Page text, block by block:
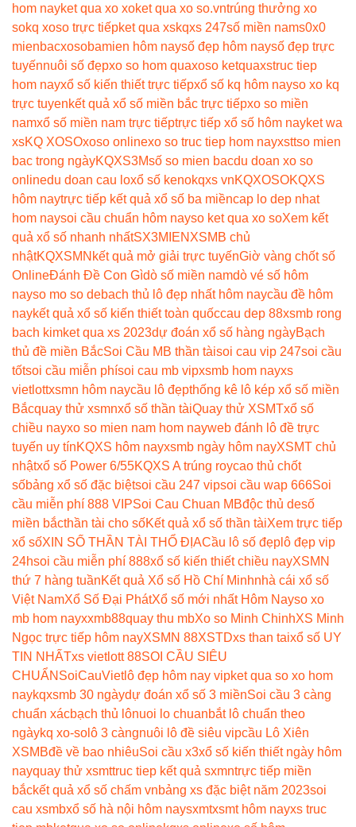
hom nayket qua xo xoket qua xo so.vntrúng thưởng xo
sokq xoso trực tiếpket qua xskqxs 247số miền nams0x0
mienbacxosobamien hôm naysố đẹp hôm naysố đẹp trực
tuyếnnuôi số đẹpxo so hom quaxoso ketquaxstruc tiep
hom nayxổ số kiến thiết trực tiếpxổ số kq hôm nayso xo kq
trực tuyenkết quả xổ số miền bắc trực tiếpxo so miền
namxổ số miền nam trực tiếptrực tiếp xổ số hôm nayket wa
xsKQ XOSOxoso onlinexo so truc tiep hom nayxsttso mien
bac trong ngàyKQXS3Msố so mien bacdu doan xo so
onlinedu doan cau loxổ số kenokqxs vnKQXOSOKQXS
hôm naytrực tiếp kết quả xổ số ba miềncap lo dep nhat
hom naysoi cầu chuẩn hôm nayso ket qua xo soXem kết
quả xổ số nhanh nhấtSX3MIEN XSMB chủ
nhậtKQXSMN kết quả mở giải trực tuyếnGiờ vàng chốt số
OnlineĐánh Đề Con Gìdò số miền namdò vé số hôm
nayso mo so debach thủ lô đẹp nhất hôm naycầu đề hôm
naykết quả xổ số kiến thiết toàn quốccau dep 88xsmb rong
bach kimket qua xs 2023dự đoán xổ số hàng ngàyBạch
thủ đề miền BắcSoi Cầu MB thần tàisoi cau vip 247soi cầu
tốtsoi cầu miễn phísoi cau mb vipxsmb hom nayxs
vietlottxsmn hôm naycầu lô đẹpthống kê lô kép xổ số miền
Bắcquay thử xsmnxổ số thần tàiQuay thử XSMTxổ số
chiều nayxo so mien nam hom nayweb đánh lô đề trực
tuyến uy tínKQXS hôm nayxsmb ngày hôm nayXSMT chủ
nhậtxổ số Power 6/55KQXS A trúng roycao thủ chốt
sốbảng xổ số đặc biệtsoi cầu 247 vipsoi cầu wap 666Soi
cầu miễn phí 888 VIPSoi Cau Chuan MBđộc thủ desố
miền bắcthần tài cho sốKết quả xổ số thần tàiXem trực tiếp
xổ sốXIN SỐ THẦN TÀI THỔ ĐỊACầu lô số đẹp lô đẹp vip
24hsoi cầu miễn phí 888xổ số kiến thiết chiều nayXSMN
thứ 7 hàng tuầnKết quả Xổ số Hồ Chí Minhnhà cái xổ số
Việt NamXổ Số Đại PhátXổ số mới nhất Hôm Nayso xo
mb hom nayxxmb88quay thu mbXo so Minh ChinhXS Minh
Ngọc trực tiếp hôm nayXSMN 88XSTDxs than taixổ số UY
TIN NHẤTxs vietlott 88SOI CẦU SIÊU
CHUẨN SoiCauVietlô đẹp hôm nay vipket qua so xo hom
naykqxsmb 30 ngàydự đoán xổ số 3 miềnSoi cầu 3 càng
chuẩn xácbạch thủ lônuoi lo chuanbắt lô chuẩn theo
ngàykq xo-so lô 3 càngnuôi lô đề siêu vipcầu Lô Xiên
XSMBđề về bao nhiêuSoi cầu x3xổ số kiến thiết ngày hôm
nayquay thử xsmttruc tiep kết quả sxmntrực tiếp miền
bắckết quả xổ số chấm vnbảng xs đặc biệt năm 2023soi
cau xsmbxổ số hà nội hôm naysxmtxsmt hôm nayxs truc